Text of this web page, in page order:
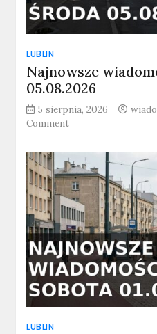
LUBLIN
Najnowsze
05.08.2026
5 sierpnia, 2026
Commenton
wiadomości
Lublin
–
Środa
05.08.2026
LUBLIN